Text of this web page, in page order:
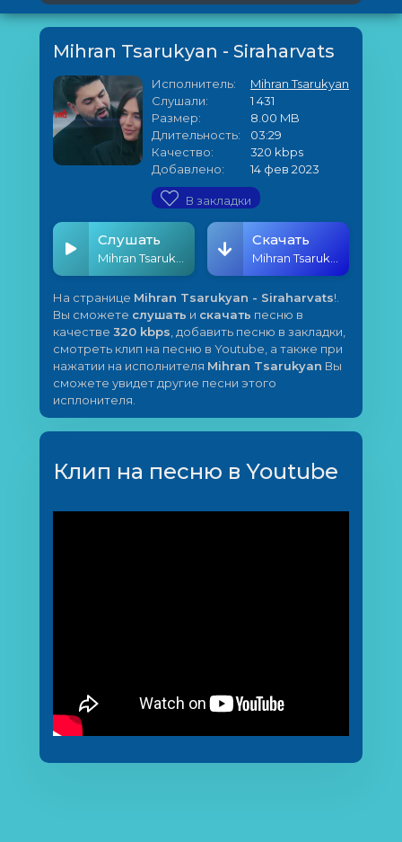
Mihran Tsarukyan - Siraharvats
Исполнитель:
Mihran Tsarukyan
Слушали:
1 431
Размер:
8.00 MB
Длительность:
03:29
Качество:
320 kbps
Добавлено:
14 фев 2023
В закладки
Слушать Скачать
На странице Mihran Tsarukyan - Siraharvats!.
Вы сможете слушать и скачать песню в
качестве 320 kbps , добавить песню в закладки,
смотреть клип на песню в Youtube, а также при
нажатии на исполнителя Mihran Tsarukyan Вы
сможете увидет другие песни этого
исплонителя.
Клип на песню в Youtube